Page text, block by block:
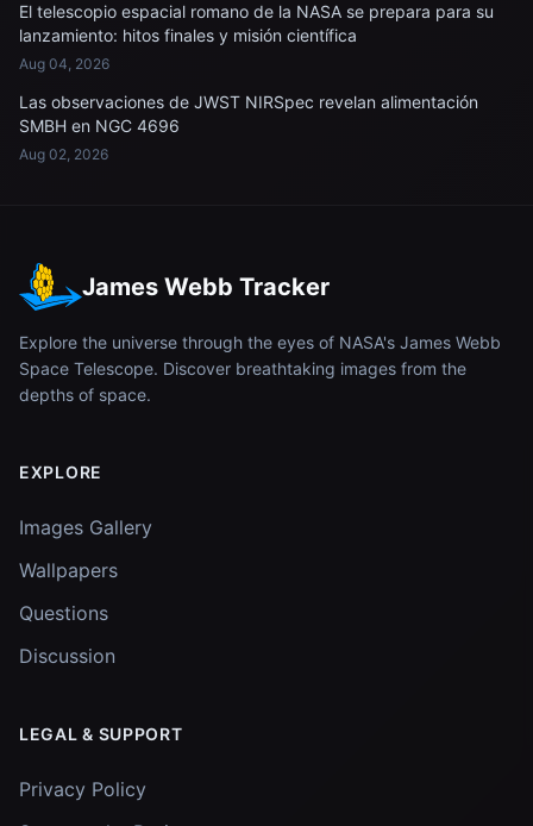
El telescopio espacial romano de la NASA se prepara para su
lanzamiento: hitos finales y misión científica
Aug 04, 2026
Las observaciones de JWST NIRSpec revelan alimentación
SMBH en NGC 4696
Aug 02, 2026
James Webb Tracker
Explore the universe through the eyes of NASA's James Webb
Space Telescope. Discover breathtaking images from the
depths of space.
EXPLORE
Images Gallery
Wallpapers
Questions
Discussion
LEGAL & SUPPORT
Privacy Policy